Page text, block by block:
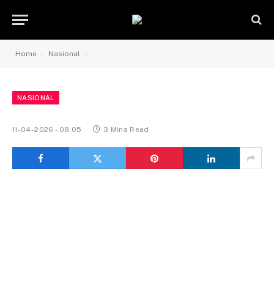
Home - Nasional -
NASIONAL
11-04-2026 - 08.05 3 Mins Read